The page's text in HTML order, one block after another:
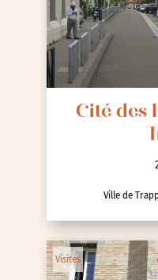
Cité des
Ville de
Visites